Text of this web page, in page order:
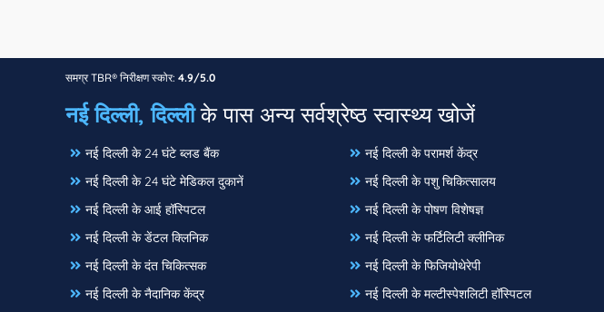
समग्र TBR® निरीक्षण स्कोर: 4.9/5.0
नई दिल्ली, दिल्लीके पास अन्य सर्वश्रेष्ठ स्वास्थ्य खोजें
नई दिल्ली के 24 घंटे ब्लड बैंक
नई दिल्ली के 24 घंटे मेडिकल दुकानें
नई दिल्ली के आई हॉस्पिटल
नई दिल्ली के डेंटल क्लिनिक
नई दिल्ली के दंत चिकित्सक
नई दिल्ली के नैदानिक केंद्र
नई दिल्ली के परामर्श केंद्र
नई दिल्ली के पशु चिकित्सालय
नई दिल्ली के पोषण विशेषज्ञ
नई दिल्ली के फर्टिलिटी क्लीनिक
नई दिल्ली के फिजियोथेरेपी
नई दिल्ली के मल्टीस्पेशलिटी हॉस्पिटल